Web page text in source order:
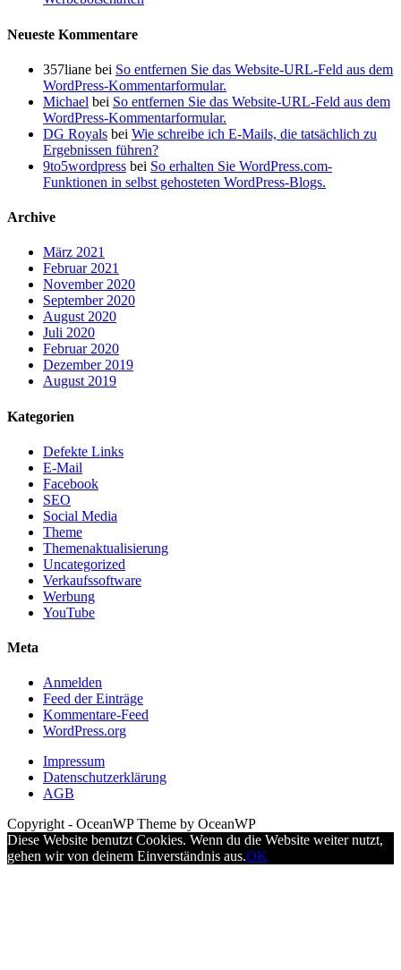
Neueste Kommentare
357liane bei So entfernen Sie das Website-URL-Feld aus dem
WordPress-Kommentarformular.
Michael bei So entfernen Sie das Website-URL-Feld aus dem
WordPress-Kommentarformular.
DG Royals bei Wie schreibe ich E-Mails, die tatsächlich zu
Ergebnissen führen?
9to5wordpress bei So erhalten Sie WordPress.com-
Funktionen in selbst gehosteten WordPress-Blogs.
Archive
März 2021
Februar 2021
November 2020
September 2020
August 2020
Juli 2020
Februar 2020
Dezember 2019
August 2019
Kategorien
Defekte Links
E-Mail
Facebook
SEO
Social Media
Theme
Themenaktualisierung
Uncategorized
Verkaufssoftware
Werbung
YouTube
Meta
Anmelden
Feed der Einträge
Kommentare-Feed
WordPress.org
Impressum
Datenschutzerklärung
AGB
Copyright - OceanWP Theme by OceanWP
Diese Website benutzt Cookies. Wenn du die Website weiter nutzt,
gehen wir von deinem Einverständnis aus.OK